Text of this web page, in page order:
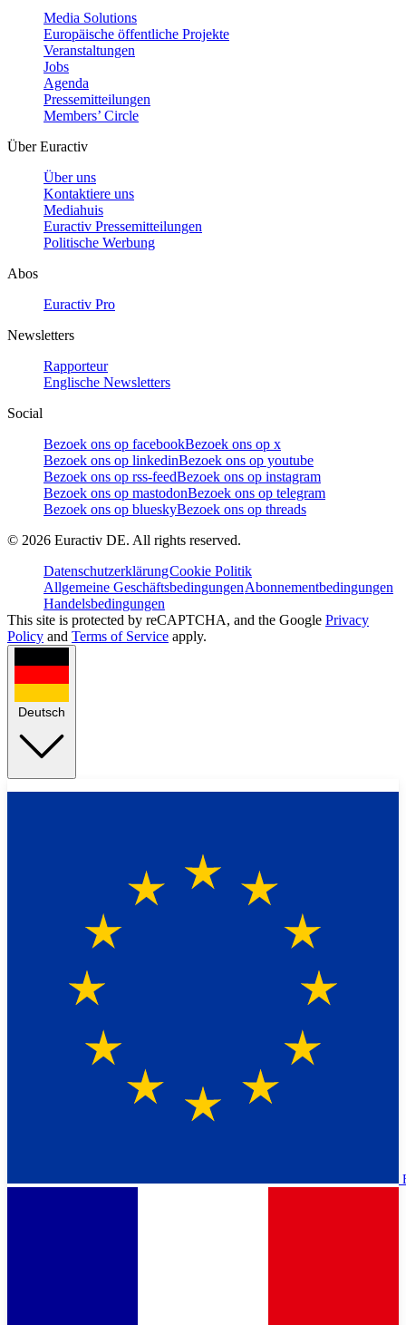
Media Solutions
Europäische öffentliche Projekte
Veranstaltungen
Jobs
Agenda
Pressemitteilungen
Members’ Circle
Über Euractiv
Über uns
Kontaktiere uns
Mediahuis
Euractiv Pressemitteilungen
Politische Werbung
Abos
Euractiv Pro
Newsletters
Rapporteur
Englische Newsletters
Social
Bezoek ons op facebookBezoek ons op x
Bezoek ons op linkedinBezoek ons op youtube
Bezoek ons op rss-feedBezoek ons op instagram
Bezoek ons op mastodonBezoek ons op telegram
Bezoek ons op blueskyBezoek ons op threads
© 2026 Euractiv DE. All rights reserved.
DatenschutzerklärungCookie Politik
Allgemeine GeschäftsbedingungenAbonnementbedingungen
Handelsbedingungen
This site is protected by reCAPTCHA, and the Google Privacy
Policy and Terms of Service apply.
Deutsch